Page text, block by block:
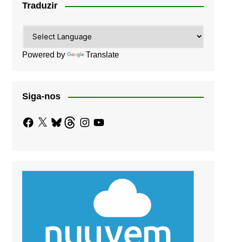
Traduzir
Powered by Translate
Siga-nos
Facebook
X BlueskyThreadsInstagram
YouTube